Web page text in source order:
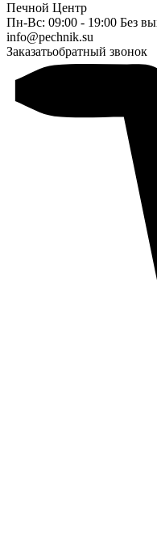
Печной Центр
Пн-Вс: 09:00 - 19:00 Без
info@pechnik.su
Заказатьобратный звонок